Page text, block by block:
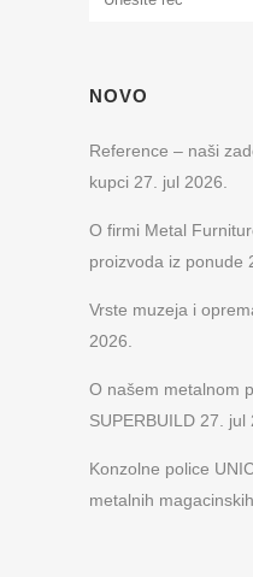
NOVO
Reference – naši
kupci 27. jul 2026.
O firmi Metal
proizvoda iz ponude
Vrste muzeja i
2026.
O našem metalnom
SUPERBUILD 27. jul
Konzolne police
metalnih